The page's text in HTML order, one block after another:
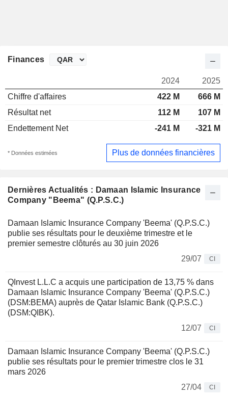
Dernières Actualités : Damaan Islamic Insurance
Company "Beema" (Q.P.S.C.)
Damaan Islamic Insurance Company 'Beema' (Q.P.S.C.)
publie ses résultats pour le deuxième trimestre et le
premier semestre clôturés au 30 juin 2026
29/07
CI
QInvest L.L.C a acquis une participation de 13,75 % dans
Damaan Islamic Insurance Company 'Beema' (Q.P.S.C.)
(DSM:BEMA) auprès de Qatar Islamic Bank (Q.P.S.C.)
(DSM:QIBK).
12/07
CI
Damaan Islamic Insurance Company 'Beema' (Q.P.S.C.)
publie ses résultats pour le premier trimestre clos le 31
mars 2026
27/04
CI
Finances
2024
2025
Chiffre d'affaires
422 M
666 M
Résultat net
112 M
107 M
Endettement Net
-241 M -321 M
* Données estimées Plus de données financières